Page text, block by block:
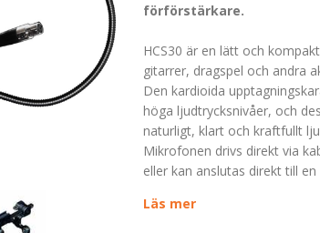
förförstärkare.
HCS30 är en lätt och
gitarrer, dragspel och andra
Den kardioida
höga ljudtrycksnivåer, och
naturligt, klart och kraftfullt
Mikrofonen drivs direkt via
eller kan anslutas direkt till
Läs mer